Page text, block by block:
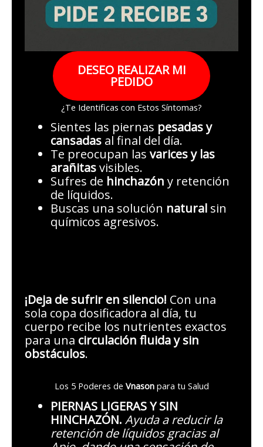
DESEO REALIZAR MI
PEDIDO
¿Te Identificas con Estos Síntomas?
Sientes las piernas pesadas y
cansadasal final del día.
Te preocupan las varices y las
arañitasvisibles.
Sufres de hinchazón y retención
de líquidos.
Buscas una solución naturalsin
químicos agresivos.
¡Deja de sufrir en silencio! Con una
sola copa dosificadora al día, tu
cuerpo recibe los nutrientes exactos
para una circulación fluida y sin
obstáculos.
Los 5 Poderes de Vnasonpara tu Salud
PIERNAS LIGERAS Y SIN
HINCHAZÓN. Ayuda a reducir la
retención de líquidos gracias al